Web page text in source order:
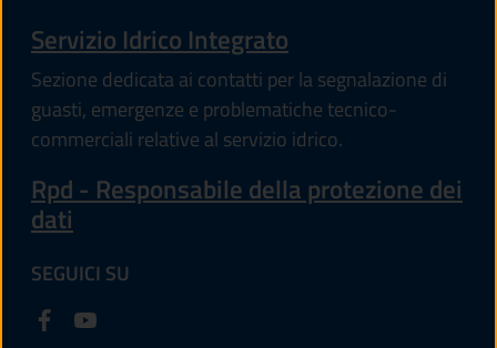
Servizio Idrico Integrato
Sezione dedicata ai contatti per la segnalazione di
guasti, emergenze e problematiche tecnico-
commerciali relative al servizio idrico.
Rpd - Responsabile della protezione dei
dati
SEGUICI SU